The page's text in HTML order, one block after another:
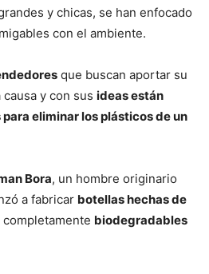
y chicas, se han enfocado
con el ambiente.
que buscan aportar su
y con sus ideas están
eliminar los plásticos de un
Bora, un hombre originario
a fabricar botellas hechas de
completamente biodegradables